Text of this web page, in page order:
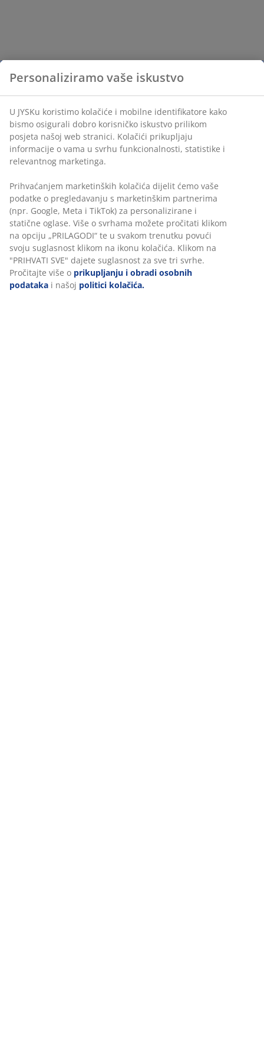
Personaliziramo vaše iskustvo
U JYSKu koristimo kolačiće i mobilne identifikatore kako
bismo osigurali dobro korisničko iskustvo prilikom
posjeta našoj web stranici. Kolačići prikupljaju
informacije o vama u svrhu funkcionalnosti, statistike i
relevantnog marketinga.
Prihvaćanjem marketinških kolačića dijelit ćemo vaše
podatke o pregledavanju s marketinškim partnerima
(npr. Google, Meta i TikTok) za personalizirane i
statične oglase. Više o svrhama možete pročitati klikom
na opciju „PRILAGODI“ te u svakom trenutku povući
svoju suglasnost klikom na ikonu kolačića. Klikom na
"PRIHVATI SVE" dajete suglasnost za sve tri svrhe.
Pročitajte više o prikupljanju i obradi osobnih
podataka i našoj politici kolačića.